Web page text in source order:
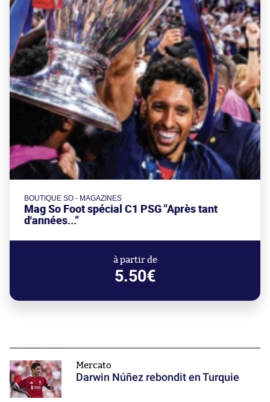
BOUTIQUE SO - MAGAZINES
Mag So Foot spécial C1 PSG "Après tant
d'années..."
à partir de
5.50€
Mercato
Darwin Núñez rebondit en Turquie